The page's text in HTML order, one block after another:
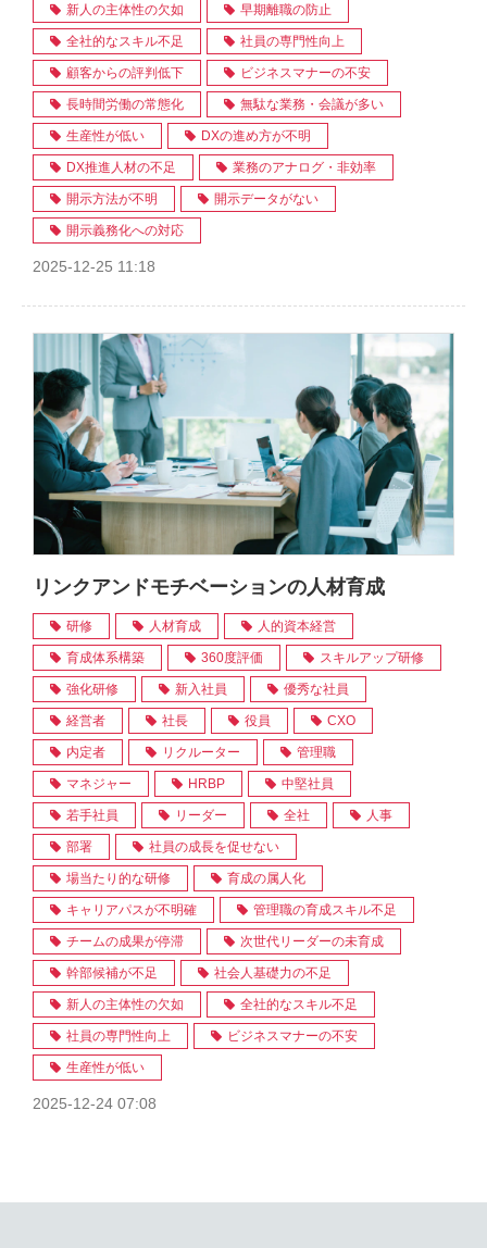
新人の主体性の欠如 早期離職の防止
全社的なスキル不足 社員の専門性向上
顧客からの評判低下 ビジネスマナーの不安
長時間労働の常態化 無駄な業務・会議が多い
生産性が低い DXの進め方が不明
DX推進人材の不足 業務のアナログ・非効率
開示方法が不明 開示データがない
開示義務化への対応
2025-12-25 11:18
リンクアンドモチベーションの人材育成
研修 人材育成 人的資本経営
育成体系構築 360度評価 スキルアップ研修
強化研修 新入社員 優秀な社員
経営者 社長 役員 CXO
内定者 リクルーター 管理職
マネジャー HRBP 中堅社員
若手社員 リーダー 全社 人事
部署 社員の成長を促せない
場当たり的な研修 育成の属人化
キャリアパスが不明確 管理職の育成スキル不足
チームの成果が停滞 次世代リーダーの未育成
幹部候補が不足 社会人基礎力の不足
新人の主体性の欠如 全社的なスキル不足
社員の専門性向上 ビジネスマナーの不安
生産性が低い
2025-12-24 07:08